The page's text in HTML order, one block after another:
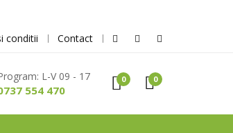
conditii Contact
L-V 09 - 17
554 470
0 0